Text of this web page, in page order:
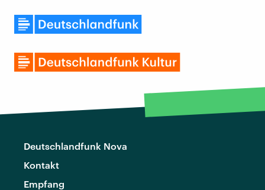
Deutschlandfunk Nova
Kontakt
Empfang